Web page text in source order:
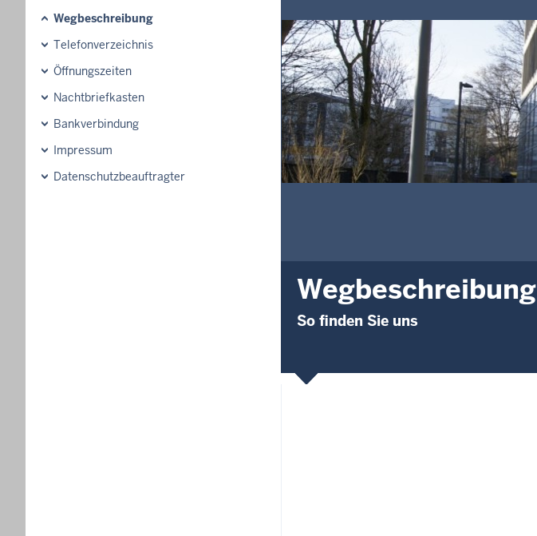
Wegbeschreibung
Telefonverzeichnis
Öffnungszeiten
Nachtbriefkasten
Bankverbindung
Impressum
Datenschutzbeauftragter
Wegbeschreibung
So finden Sie uns